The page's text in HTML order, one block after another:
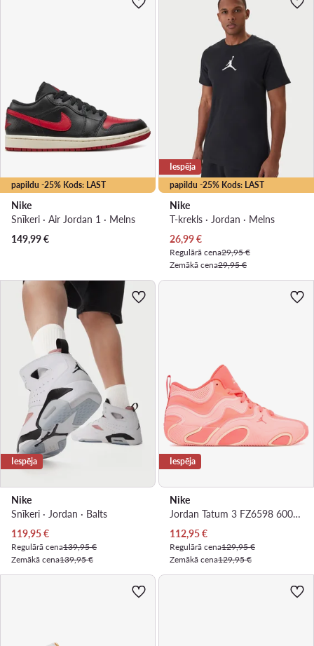
papildu -25% Kods: LAST
Nike
Snīkeri · Air Jordan 1 · Melns
149,99€
papildu -25% Kods: LAST
Iespēja
Nike
T-krekls · Jordan · Melns
Pašreizējā cena
26,99€
Regulārā cena29,95 €
Zemākā cena29,95 €
Iespēja
Nike
Snīkeri · Jordan · Balts
Pašreizējā cena
119,95€
Regulārā cena139,95 €
Zemākā cena139,95 €
Iespēja
Nike
Jordan Tatum 3 FZ6598 600 · Basketbola apavi
Pašreizējā cena
112,95€
Regulārā cena129,95 €
Zemākā cena129,95 €